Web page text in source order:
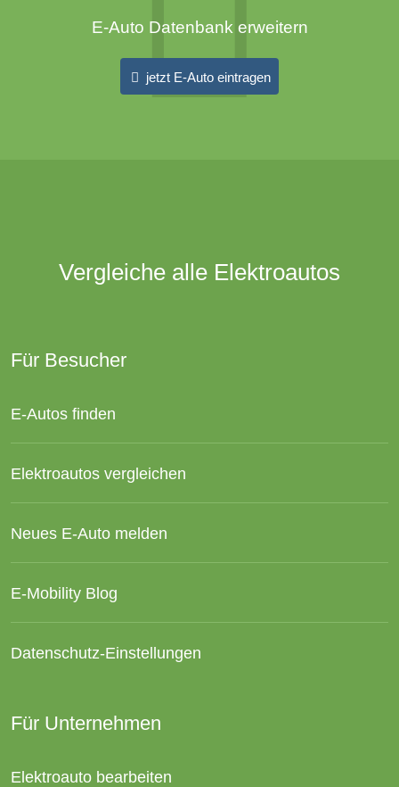
E-Auto Datenbank erweitern
jetzt E-Auto eintragen
Vergleiche alle Elektroautos
Für Besucher
E-Autos finden
Elektroautos vergleichen
Neues E-Auto melden
E-Mobility Blog
Datenschutz-Einstellungen
Für Unternehmen
Elektroauto bearbeiten